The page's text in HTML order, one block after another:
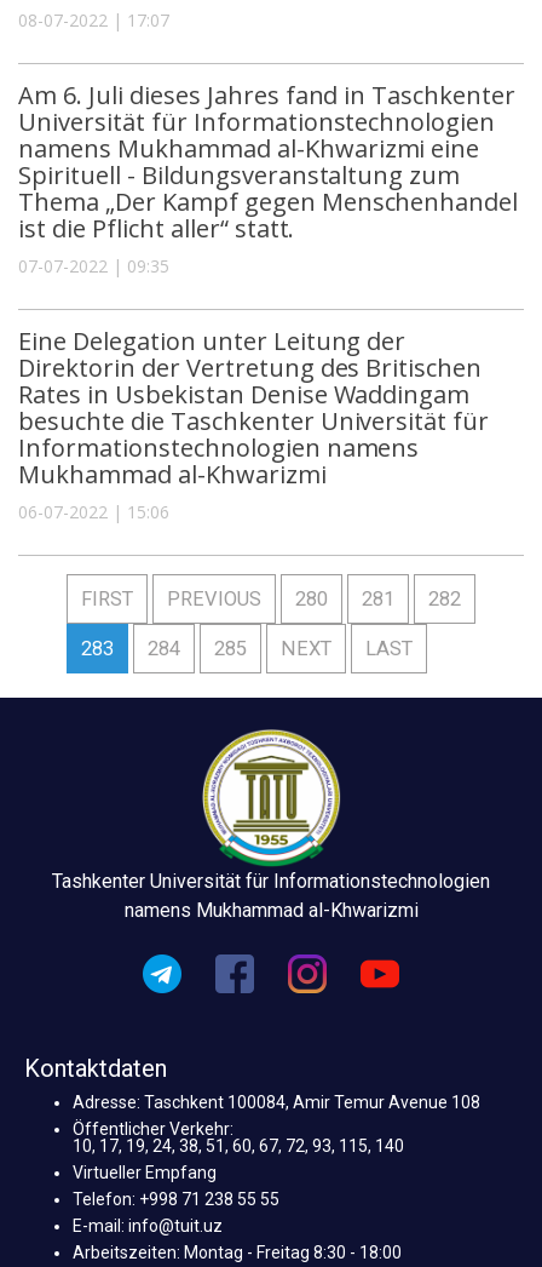
08-07-2022 | 17:07
Am 6. Juli dieses Jahres fand in Taschkenter
Universität für Informationstechnologien
namens Mukhammad al-Khwarizmi eine
Spirituell - Bildungsveranstaltung zum
Thema „Der Kampf gegen Menschenhandel
ist die Pflicht aller“ statt.
07-07-2022 | 09:35
Eine Delegation unter Leitung der
Direktorin der Vertretung des Britischen
Rates in Usbekistan Denise Waddingam
besuchte die Taschkenter Universität für
Informationstechnologien namens
Mukhammad al-Khwarizmi
06-07-2022 | 15:06
FIRST PREVIOUS 280 281 282
283 284 285 NEXT LAST
Tashkenter Universität für Informationstechnologien
namens Mukhammad al-Khwarizmi
Kontaktdaten
Adresse: Taschkent 100084, Amir Temur Avenue 108
Öffentlicher Verkehr:
10, 17, 19, 24, 38, 51, 60, 67, 72, 93, 115, 140
Virtueller Empfang
Telefon: +998 71 238 55 55
E-mail: info@tuit.uz
Arbeitszeiten: Montag - Freitag 8:30 - 18:00